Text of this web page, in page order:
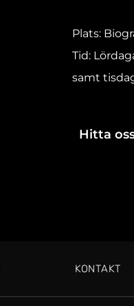
Plats:
Tid:
samt
Hitta
KONTAKT